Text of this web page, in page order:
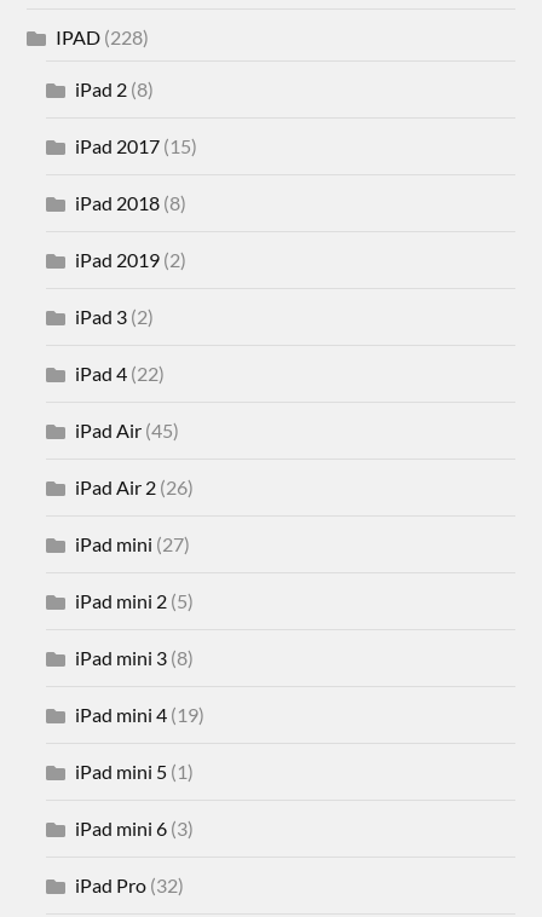
IPAD (228)
iPad 2 (8)
iPad 2017 (15)
iPad 2018 (8)
iPad 2019 (2)
iPad 3 (2)
iPad 4 (22)
iPad Air (45)
iPad Air 2 (26)
iPad mini (27)
iPad mini 2 (5)
iPad mini 3 (8)
iPad mini 4 (19)
iPad mini 5 (1)
iPad mini 6 (3)
iPad Pro (32)